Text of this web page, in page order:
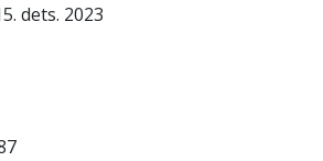
dets. 2023